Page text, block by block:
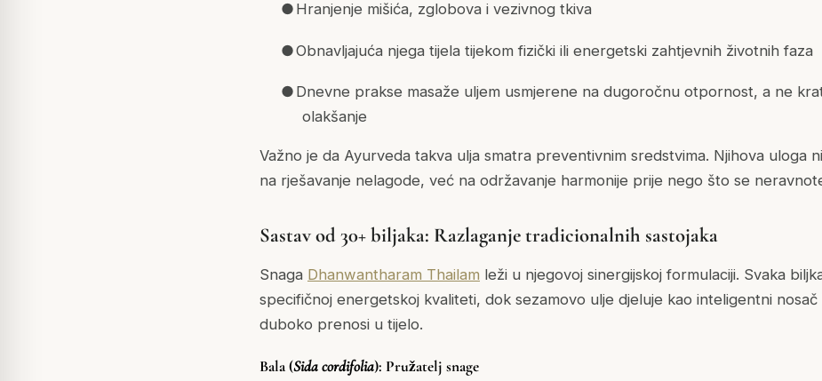
● Hranjenje mišića, zglobova i vezivnog tkiva
●Obnavljajuća njega tijela tijekom fizički ili energetski zahtjevnih životnih faza
● Dnevne prakse masaže uljem usmjerene na dugoročnu otpornost, a ne
olakšanje
Važno je da Ayurveda takva ulja smatra preventivnim sredstvima. Njihova uloga
na rješavanje nelagode, već na održavanje harmonije prije nego što se
Sastav od 30+ biljaka: Razlaganje tradicionalnih sastojaka
Snaga Dhanwantharam Thailam leži u njegovoj sinergijskoj formulaciji. Svaka
specifičnoj energetskoj kvaliteti, dok sezamovo ulje djeluje kao inteligentni
duboko prenosi u tijelo.
Bala (Sida cordifolia): Pružatelj snage